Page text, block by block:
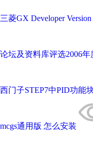
三菱GX Developer Version
论坛及资料库评选2006年
西门子STEP7中PID功能
mcgs通用版 怎么安装